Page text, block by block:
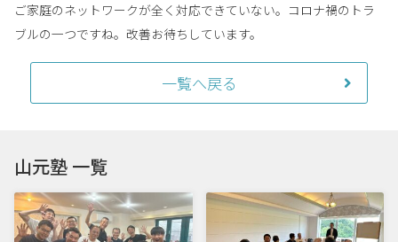
ご家庭のネットワークが全く対応できていない。コロナ禍のトラ
ブルの一つですね。改善お待ちしています。
一覧へ戻る
山元塾 一覧